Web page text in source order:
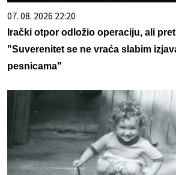
07. 08. 2026 22:20
Irački otpor odložio operaciju, ali
"Suverenitet se ne vraća slabim
pesnicama"